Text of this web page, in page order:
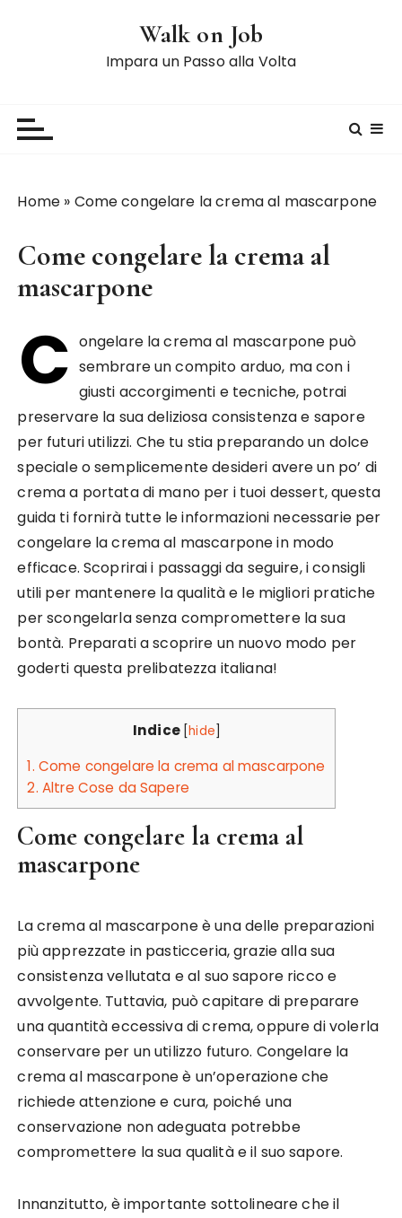
Walk on Job
Impara un Passo alla Volta
Home » Come congelare la crema al mascarpone
Come congelare la crema al
mascarpone
C ongelare la crema al mascarpone può
sembrare un compito arduo, ma con i
giusti accorgimenti e tecniche, potrai
preservare la sua deliziosa consistenza e sapore
per futuri utilizzi. Che tu stia preparando un dolce
speciale o semplicemente desideri avere un po’ di
crema a portata di mano per i tuoi dessert, questa
guida ti fornirà tutte le informazioni necessarie per
congelare la crema al mascarpone in modo
efficace. Scoprirai i passaggi da seguire, i consigli
utili per mantenere la qualità e le migliori pratiche
per scongelarla senza compromettere la sua
bontà. Preparati a scoprire un nuovo modo per
goderti questa prelibatezza italiana!
Indice [hide]
1. Come congelare la crema al mascarpone
2. Altre Cose da Sapere
Come congelare la crema al
mascarpone
La crema al mascarpone è una delle preparazioni
più apprezzate in pasticceria, grazie alla sua
consistenza vellutata e al suo sapore ricco e
avvolgente. Tuttavia, può capitare di preparare
una quantità eccessiva di crema, oppure di volerla
conservare per un utilizzo futuro. Congelare la
crema al mascarpone è un’operazione che
richiede attenzione e cura, poiché una
conservazione non adeguata potrebbe
compromettere la sua qualità e il suo sapore.
Innanzitutto, è importante sottolineare che il